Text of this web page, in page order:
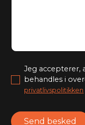
Jeg accepterer,
behandles i
privatlivspolitikken